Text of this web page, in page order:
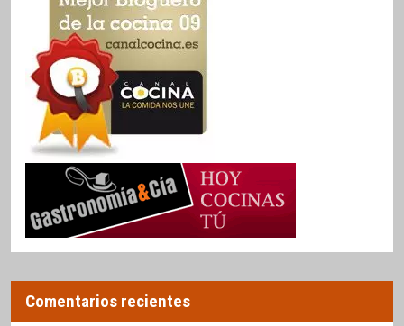
Comentarios recientes